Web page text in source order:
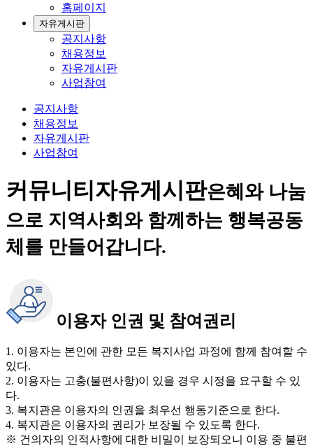
홈페이지
자유게시판
공지사항
채용정보
자유게시판
사업참여
공지사항
채용정보
자유게시판
사업참여
커뮤니티자유게시판은혜와 나눔
으로 지역사회와 함께하는 행복공동
체를 만들어갑니다.
이용자 인권 및 참여권리
1. 이용자는 본인에 관한 모든 복지사업 과정에 함께 참여할 수
있다.
2. 이용자는 고충(불편사항)이 있을 경우 시정을 요구할 수 있
다.
3. 복지관은 이용자의 인권을 최우선 행동기준으로 한다.
4. 복지관은 이용자의 권리가 보장될 수 있도록 한다.
※ 건의자의 인적사항에 대한 비밀이 보장되오니 이용 중 불편